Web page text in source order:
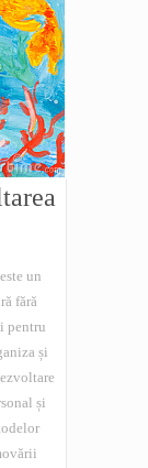
un
fără
pentru
și
și